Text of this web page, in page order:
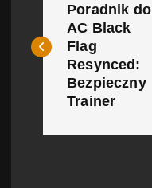
w
Poradnik do
AC Black
Flag
Resynced:
Bezpieczny
Trainer